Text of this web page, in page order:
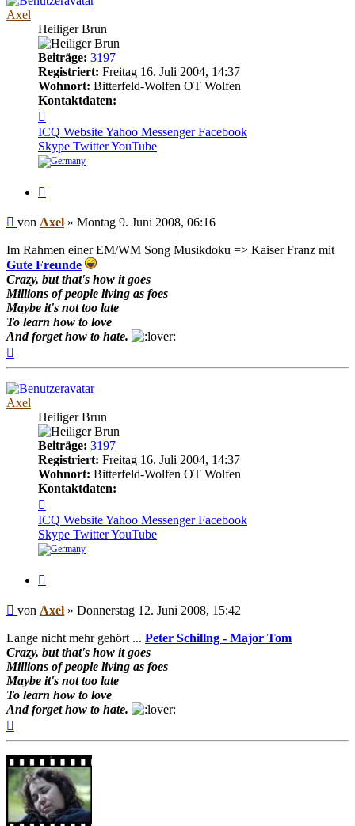
Axel
Heiliger Brun
Beiträge: 3197
Registriert: Freitag 16. Juli 2004, 14:37
Wohnort: Bitterfeld-Wolfen OT Wolfen
Kontaktdaten:
von
Axel
ICQ WebsiteYahoo Messenger Facebook
Skype TwitterYouTube
Beitrag
von Axel » Montag 9. Juni 2008, 06:16
Im Rahmen einer EM/WM Song Musikdoku => Kaiser Franz mit
Gute Freunde
Crazy, but that's how it goes
Millions of people living as foes
Maybe it's not too late
To learn how to love
And forget how to hate.
Axel
Heiliger Brun
Beiträge: 3197
Registriert: Freitag 16. Juli 2004, 14:37
Wohnort: Bitterfeld-Wolfen OT Wolfen
Kontaktdaten:
von
Axel
ICQ WebsiteYahoo Messenger Facebook
Skype TwitterYouTube
Beitrag
von Axel » Donnerstag 12. Juni 2008, 15:42
Lange nicht mehr gehört ... Peter Schillng - Major Tom
Crazy, but that's how it goes
Millions of people living as foes
Maybe it's not too late
To learn how to love
And forget how to hate.